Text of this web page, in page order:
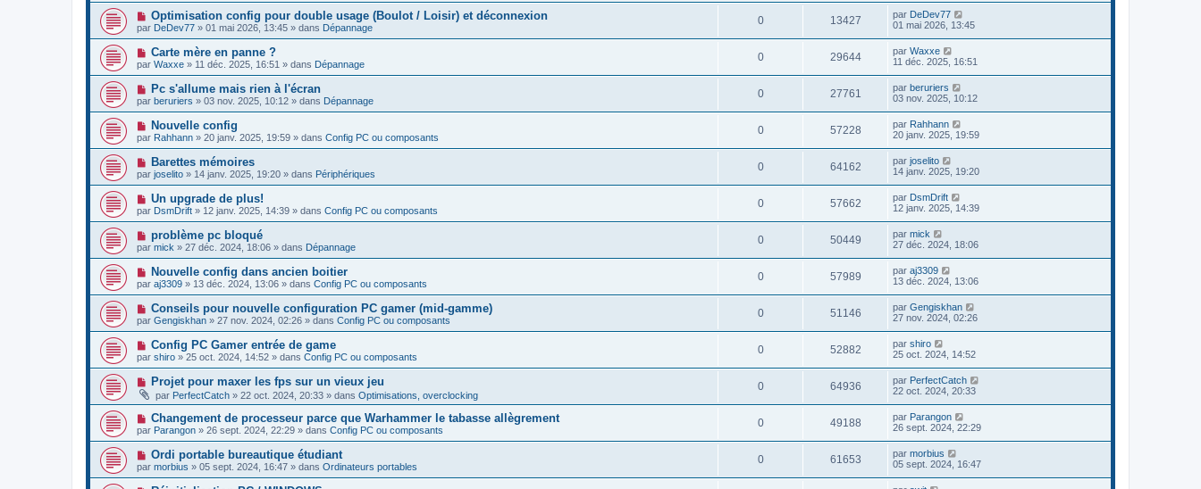
e
a
u
m
e
s
s
a
g
e
N
o
u
e
a
u
m
e
s
s
a
g
e
Optimisation config pour double usage (Boulot / Loisir) et déconnexion
par DeDev77 » 01 mai 2026, 13:45 » dans Dépannage
0 13427 par DeDev77
01 mai 2026, 13:45
N
o
u
v
e
a
u
m
e
s
s
a
g
e
Carte mère en panne ?
par Waxxe » 11 déc. 2025, 16:51 » dans Dépannage
0 29644 par Waxxe
11 déc. 2025, 16:51
N
o
u
v
e
a
u
m
e
s
s
a
g
e
Pc s'allume mais rien à l'écran
par beruriers » 03 nov. 2025, 10:12 » dans Dépannage
0 27761 par beruriers
03 nov. 2025, 10:12
N
o
u
v
e
a
u
m
e
s
a
g
e
Nouvelle config
par Rahhann » 20 janv. 2025, 19:59 » dans Config PC ou composants
0 57228 par Rahhann
20 janv. 2025, 19:59
N
o
u
v
e
a
u
m
e
s
s
a
g
e
Barettes mémoires
par joselito » 14 janv. 2025, 19:20 » dans Périphériques
0 64162 par joselito
14 janv. 2025, 19:20
N
o
u
a
u
m
e
s
s
a
g
e
Un upgrade de plus!
par DsmDrift » 12 janv. 2025, 14:39 » dans Config PC ou composants
0 57662 par DsmDrift
12 janv. 2025, 14:39
N
o
u
v
e
a
u
m
e
s
s
a
g
e
problème pc bloqué
par mick » 27 déc. 2024, 18:06 » dans Dépannage
0 50449 par mick
27 déc. 2024, 18:06
N
o
u
e
a
u
m
e
s
s
a
g
e
Nouvelle config dans ancien boitier
par aj3309 » 13 déc. 2024, 13:06 » dans Config PC ou composants
0 57989 par aj3309
13 déc. 2024, 13:06
N
o
u
e
a
u
m
e
s
s
a
g
e
Conseils pour nouvelle configuration PC gamer (mid-gamme)
par Gengiskhan » 27 nov. 2024, 02:26 » dans Config PC ou composants
0 51146 par Gengiskhan
27 nov. 2024, 02:26
N
o
u
v
e
a
u
m
e
s
s
a
g
e
Config PC Gamer entrée de game
par shiro » 25 oct. 2024, 14:52 » dans Config PC ou composants
0 52882 par shiro
25 oct. 2024, 14:52
N
u
e
a
u
m
e
s
s
Projet pour maxer les fps sur un vieux jeu
par PerfectCatch » 22 oct. 2024, 20:33 » dans Optimisations, overclocking
0 64936 par PerfectCatch
22 oct. 2024, 20:33
N
o
u
e
a
u
Changement de processeur parce que Warhammer le tabasse allègrement
par Parangon » 26 sept. 2024, 22:29 » dans Config PC ou composants
0 49188 par Parangon
26 sept. 2024, 22:29
N
o
u
v
Ordi portable bureautique étudiant
par morbius » 05 sept. 2024, 16:47 » dans Ordinateurs portables
0 61653 par morbius
05 sept. 2024, 16:47